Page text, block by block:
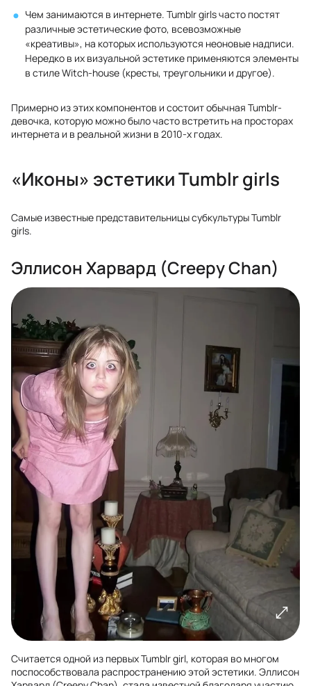
Чем занимаются в интернете. Tumblr girls часто постят
различные эстетические фото, всевозможные
«креативы», на которых используются неоновые надписи.
Нередко в их визуальной эстетике применяются элементы
в стиле Witch-house (кресты, треугольники и другое).
Примерно из этих компонентов и состоит обычная Tumblr-
девочка, которую можно было часто встретить на просторах
интернета и в реальной жизни в 2010-х годах.
«Иконы» эстетики Tumblr girls
Самые известные представительницы субкультуры Tumblr
girls.
Эллисон Харвард (Creepy Chan)
Считается одной из первых Tumblr girl, которая во многом
поспособствовала распространению этой эстетики. Эллисон